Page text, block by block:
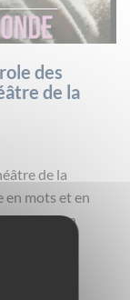
des
de la
de la
mots et en
la Mission